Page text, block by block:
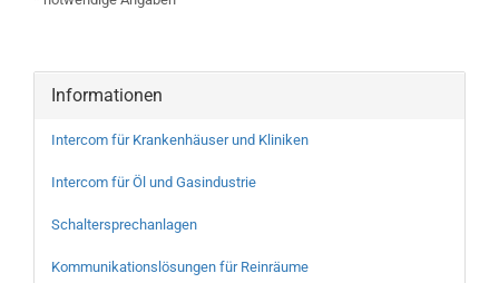
Informationen
Intercom für Krankenhäuser und Kliniken
Intercom für Öl und Gasindustrie
Schaltersprechanlagen
Kommunikationslösungen für Reinräume